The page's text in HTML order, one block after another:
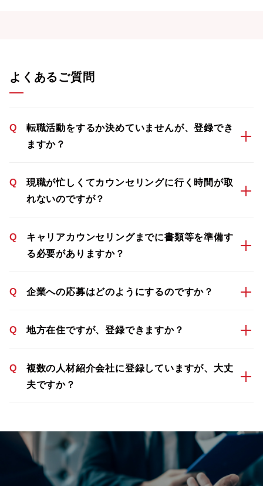
よくあるご質問
Q
転職活動をするか決めていませんが、登録でき
ますか？
Q
現職が忙しくてカウンセリングに行く時間が取
れないのですが？
Q
キャリアカウンセリングまでに書類等を準備す
る必要がありますか？
Q 企業への応募はどのようにするのですか？
Q 地方在住ですが、登録できますか？
Q
複数の人材紹介会社に登録していますが、大丈
夫ですか？